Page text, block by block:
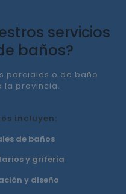
servicios
baños?
parciales o de baño
la provincia.
incluyen:
de baños
y grifería
y diseño